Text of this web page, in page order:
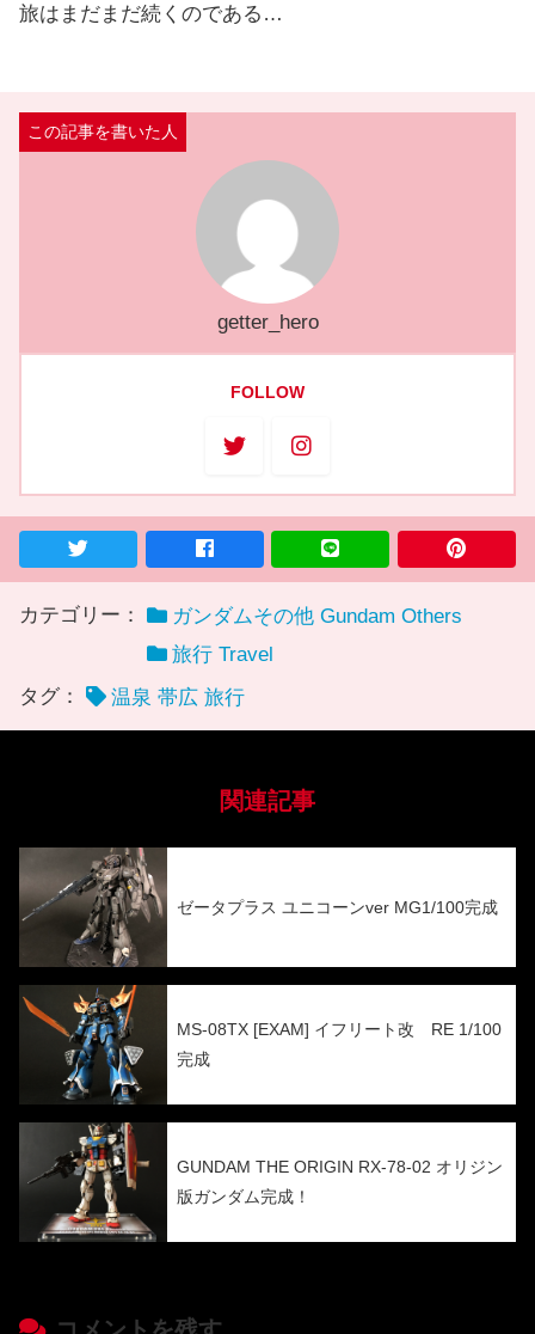
旅はまだまだ続くのである…
getter_hero
FOLLOW
カテゴリー：
ガンダムその他 Gundam Others
旅行 Travel
タグ：
温泉 帯広 旅行
関連記事
ゼータプラス ユニコーンver MG1/100完成
MS-08TX [EXAM] イフリート改 RE 1/100
完成
GUNDAM THE ORIGIN RX-78-02 オリジン
版ガンダム完成！